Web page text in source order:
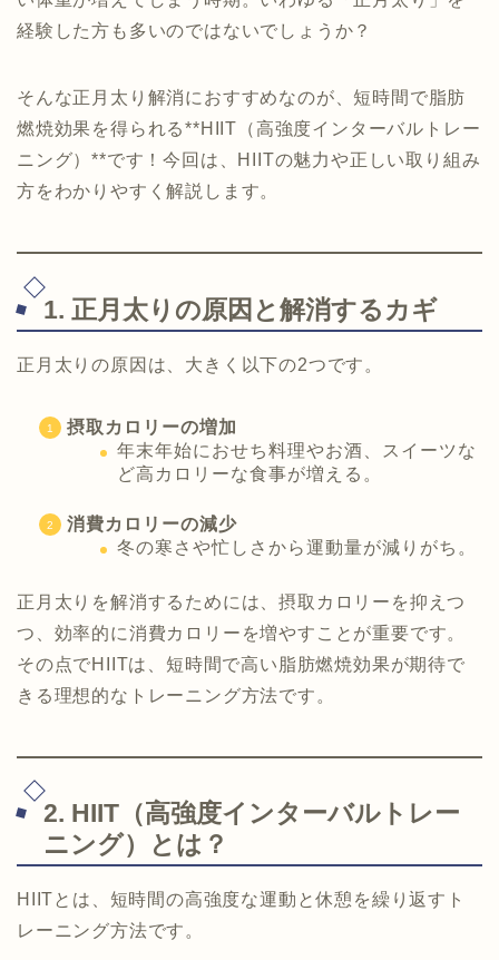
経験した方も多いのではないでしょうか？
そんな正月太り解消におすすめなのが、短時間で脂肪
燃焼効果を得られる**HIIT（高強度インターバルトレー
ニング）**です！今回は、HIITの魅力や正しい取り組み
方をわかりやすく解説します。
1. 正月太りの原因と解消するカギ
正月太りの原因は、大きく以下の2つです。
摂取カロリーの増加
年末年始におせち料理やお酒、スイーツな
ど高カロリーな食事が増える。
消費カロリーの減少
冬の寒さや忙しさから運動量が減りがち。
正月太りを解消するためには、摂取カロリーを抑えつ
つ、効率的に消費カロリーを増やすことが重要です。
その点でHIITは、短時間で高い脂肪燃焼効果が期待で
きる理想的なトレーニング方法です。
2. HIIT（高強度インターバルトレー
ニング）とは？
HIITとは、短時間の高強度な運動と休憩を繰り返すト
レーニング方法です。